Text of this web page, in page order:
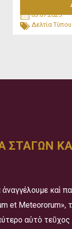
03.07.2025
Δελτία Τύπου
ΣΤΑΓΩΝ
καὶ
et Meteororum»,
αὐτὸ τεῦχος